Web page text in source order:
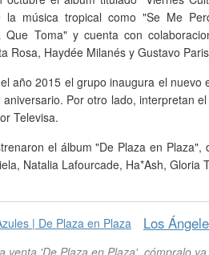
la música tropical como "Se Me
Que Toma" y cuenta con
Rosa, Haydée Milanés y Gustavo
año 2015 el grupo inaugura el nuevo
Por otro lado, interpretan
Televisa.
el álbum "De Plaza en Plaza",
Natalia Lafourcade, Ha*Ash, Gloria
venta 'De Plaza en Plaza', cómpralo ya